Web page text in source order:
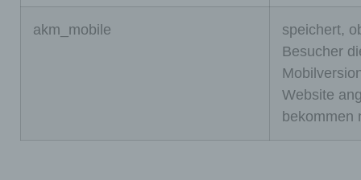
akm_mobile
speichert,
Besucher
Website
bekommen
Anwen